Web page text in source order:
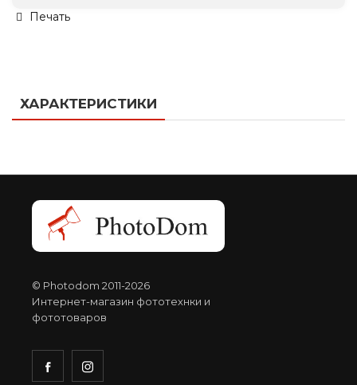
Печать
ХАРАКТЕРИСТИКИ
© Photodom 2011-2026
Интернет-магазин фототехнки и
фототоваров